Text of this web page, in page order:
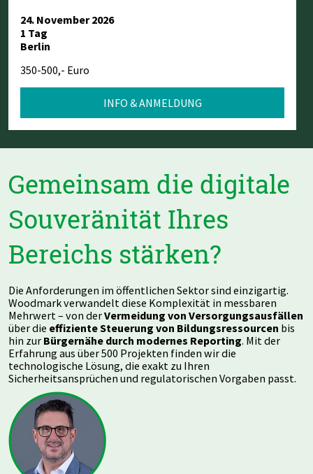
24. November 2026
1 Tag
Berlin
350-500,- Euro
INFO & ANMELDUNG
Gemeinsam die digitale
Souveränität Ihres
Bereichs stärken?
Die Anforderungen im öffentlichen Sektor sind einzigartig.
Woodmark verwandelt diese Komplexität in messbaren
Mehrwert – von derVermeidung von Versorgungsausfällen
über die effiziente Steuerung von Bildungsressourcen bis
hin zur Bürgernähe durch modernes Reporting. Mit der
Erfahrung aus über 500 Projekten finden wir die
technologische Lösung, die exakt zu Ihren
Sicherheitsansprüchen und regulatorischen Vorgaben passt.